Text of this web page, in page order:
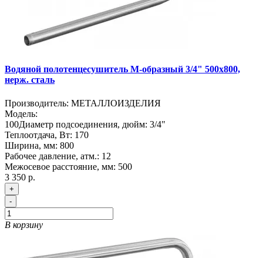
Водяной полотенцесушитель М-образный 3/4" 500х800,
нерж. сталь
Производитель: МЕТАЛЛОИЗДЕЛИЯ
Модель:
100Диаметр подсоединения, дюйм: 3/4"
Теплоотдача, Вт: 170
Ширина, мм: 800
Рабочее давление, атм.: 12
Межосевое расстояние, мм: 500
3 350 р.
+
-
В корзину